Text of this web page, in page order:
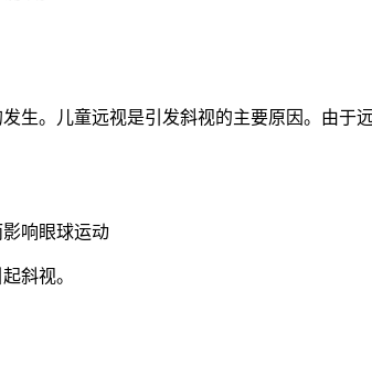
生。儿童远视是引发斜视的主要原因。由
响眼球运动
斜视。